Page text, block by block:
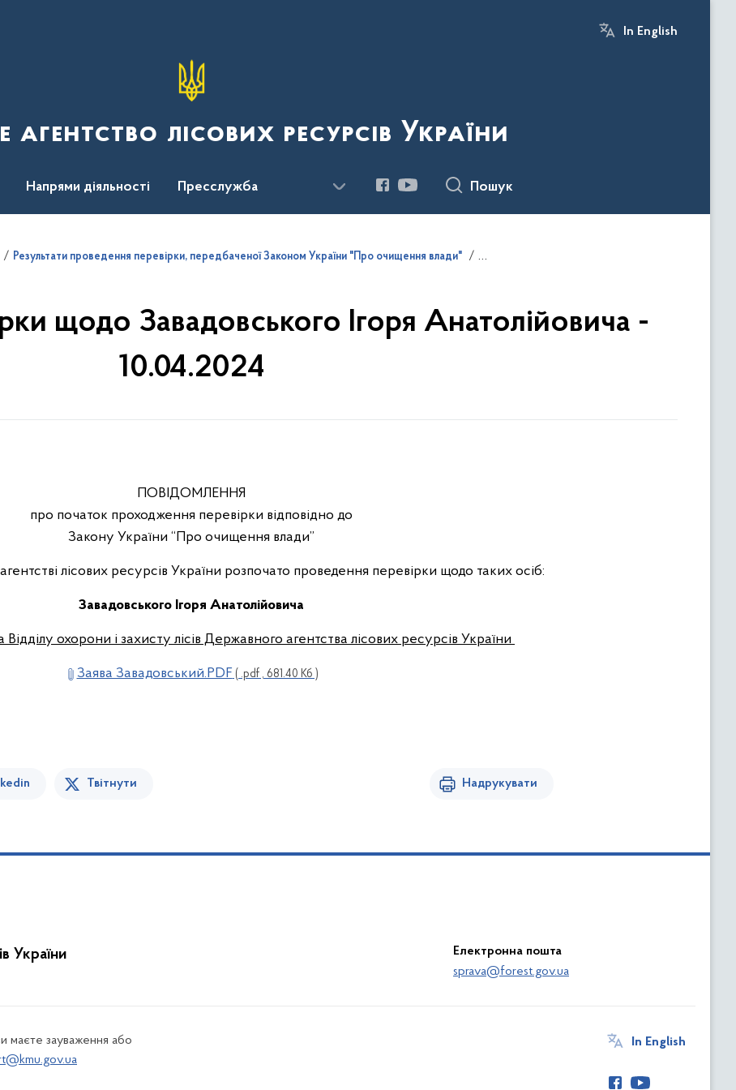
In English
агентство лісових ресурсів України
Напрями діяльності Пресслужба Пошук
Результати проведення перевірки, передбаченої Законом України "Про очищення влади"
щодо Завадовського Ігоря Анатолійовича -
10.04.2024
ПОВІДОМЛЕННЯ
про початок проходження перевірки відповідно до
Закону України “Про очищення влади”
лісових ресурсів України розпочато проведення перевірки щодо таких осіб:
Завадовського Ігоря Анатолійовича
Відділу охорони і захисту лісів Державного агентства лісових ресурсів України
Заява Завадовський.PDF ( .pdf , 681.40 Кб )
Твітнути Надрукувати
України
Електронна пошта
sprava@forest.gov.ua
маєте зауваження або
In English